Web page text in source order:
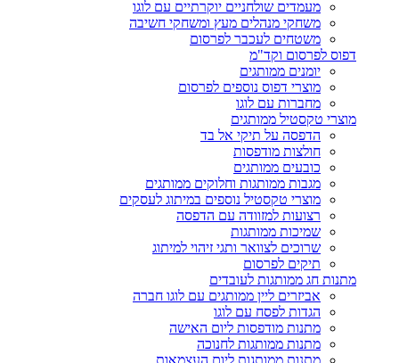
מעמדים שולחניים יוקרתיים עם לוגו
משחקי מנהלים מעץ ומשחקי חשיבה
משטחים לעכבר לפרסום
דפוס לפרסום וקד"מ
יומנים ממותגים
מוצרי דפוס נוספים לפרסום
מחברות עם לוגו
מוצרי טקסטיל ממותגים
הדפסה על תיקי אל בד
חולצות מודפסות
כובעים ממותגים
מגבות ממותגות וחלוקים ממותגים
מוצרי טקסטיל נוספים במיתוג לעסקים
רצועות למזוודה עם הדפסה
שמיכות ממותגות
שרוכים לצוואר ותגי זיהוי למיתוג
תיקים לפרסום
מתנות חג ממותגות לעובדים
אביזרים ליין ממותגים עם לוגו חברה
הגדות לפסח עם לוגו
מתנות מודפסות ליום האישה
מתנות ממותגות לחנוכה
מתנות ממותגות ליום העצמאות